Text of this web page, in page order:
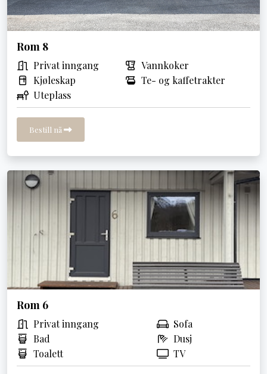
Rom 8
Privat inngang
Vannkoker
Kjøleskap
Te- og kaffetrakter
Uteplass
Bestill nå
Rom 6
Privat inngang
Sofa
Bad
Dusj
Toalett
TV